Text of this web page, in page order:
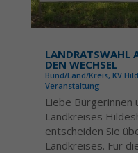
LANDRATSWAHL
DEN WECHSEL
Bund/Land/Kreis, KV
Veranstaltung
Liebe Bürgerinnen
Landkreises
entscheiden Sie
Landkreises. Für